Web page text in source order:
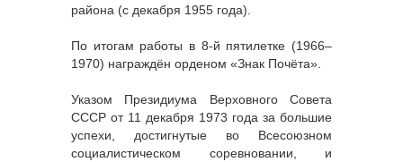
района (с декабря 1955 года).
По итогам работы в 8-й пятилетке (1966–
1970) награждён орденом «Знак Почёта».
Указом Президиума Верховного Совета
СССР от 11 декабря 1973 года за большие
успехи, достигнутые во Всесоюзном
социалистическом соревновании, и